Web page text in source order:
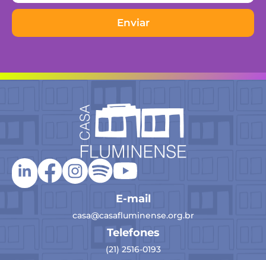
Enviar
E-mail
casa@casafluminense.org.br
Telefones
(21) 2516-0193